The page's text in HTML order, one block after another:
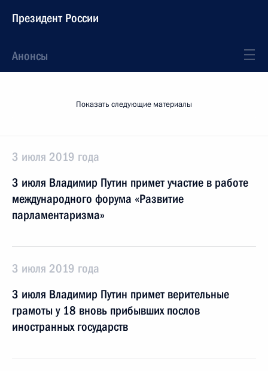
Президент России
Анонсы
Показать следующие материалы
3 июля 2019 года
3 июля Владимир Путин примет участие в работе
международного форума «Развитие
парламентаризма»
3 июля 2019 года
3 июля Владимир Путин примет верительные
грамоты у 18 вновь прибывших послов
иностранных государств